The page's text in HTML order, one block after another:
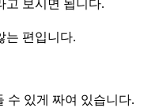
고 보시면 됩니다.
는 편입니다.
수 있게 짜여 있습니다.